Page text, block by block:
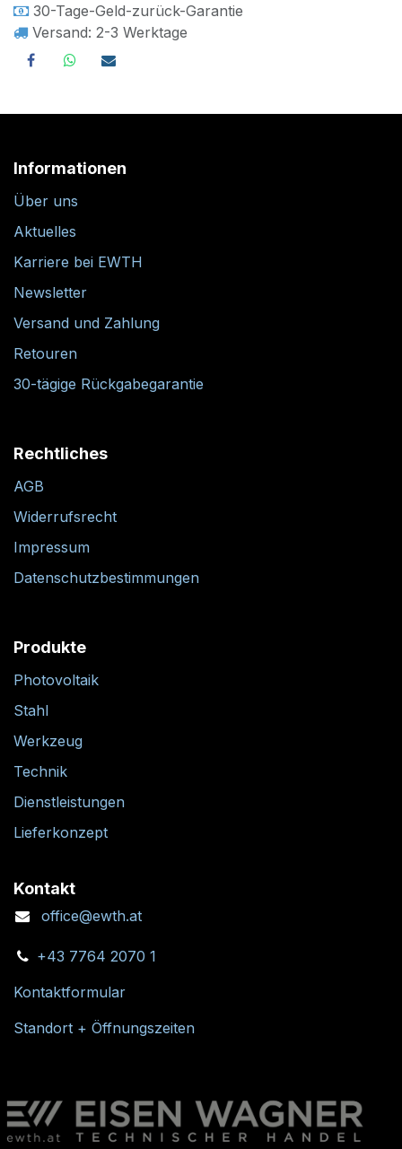
30-Tage-Geld-zurück-Garantie
Versand: 2-3 Werktage
Informationen
Über uns
Aktuelles
Karriere bei EWTH
Newsletter
Versand und Zahlung
Retouren
30-tägige Rückgabegarantie
Rechtliches
AGB
Widerrufsrecht
Impressum
Datenschutzbestimmungen
Produkte
Photovoltaik
Stahl
Werkzeug
Technik
Dienstleistungen
Lieferkonzept
Kontakt
office@ewth.at
+43 7764 2070 1
Kontaktformular
Standort + Öffnungszeiten